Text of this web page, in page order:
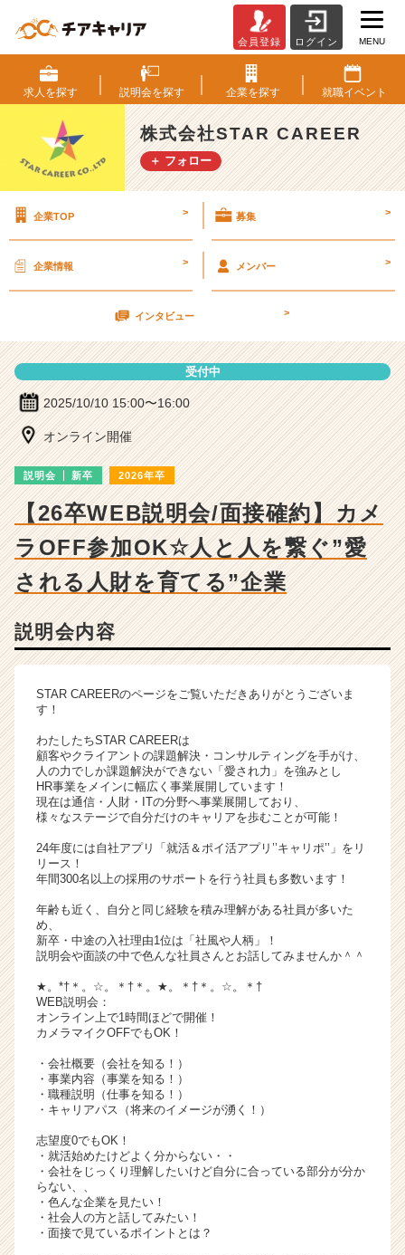
式
会
社
S
T
A
R
R
の
細
ン
チ
ャ
ー・
成
長
企
ウ
が
届
く
就
活
イ
チ
ア
ャ
リ
h
e
e
r
C
a
e
e
会員登録 ログイン MENU
求人を探す 説明会を探す 企業を探す 就職イベント
株式会社STAR CAREER
＋ フォロー
企業TOP > 募集 >
企業情報 > メンバー >
インタビュー >
受付中
2025/10/10 15:00〜16:00
オンライン開催
説明会 新卒 2026年卒
【26卒WEB説明会/面接確約】カメ
ラOFF参加OK☆人と人を繋ぐ”愛
される人財を育てる”企業
説明会内容
STAR CAREERのページをご覧いただきありがとうございま
す！
わたしたちSTAR CAREERは
顧客やクライアントの課題解決・コンサルティングを手がけ、
人の力でしか課題解決ができない「愛され力」を強みとし
HR事業をメインに幅広く事業展開しています！
現在は通信・人財・ITの分野へ事業展開しており、
様々なステージで自分だけのキャリアを歩むことが可能！
24年度には自社アプリ「就活＆ポイ活アプリ’’キャリポ’’」をリ
リース！
年間300名以上の採用のサポートを行う社員も多数います！
年齢も近く、自分と同じ経験を積み理解がある社員が多いた
め、
新卒・中途の入社理由1位は「社風や人柄」！
説明会や面談の中で色んな社員さんとお話してみませんか＾＾
★。*†＊。☆。＊†＊。★。＊†＊。☆。＊†
WEB説明会：
オンライン上で1時間ほどで開催！
カメラマイクOFFでもOK！
・会社概要（会社を知る！）
・事業内容（事業を知る！）
・職種説明（仕事を知る！）
・キャリアパス（将来のイメージが湧く！）
志望度0でもOK！
・就活始めたけどよく分からない・・
・会社をじっくり理解したいけど自分に合っている部分が分か
らない、、
・色んな企業を見たい！
・社会人の方と話してみたい！
・面接で見ているポイントとは？